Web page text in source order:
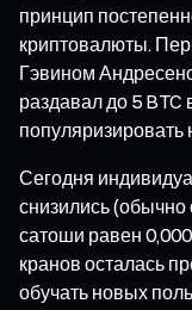
принцип
криптовалюты.
Гэвином
раздавал до 5 BTC
популяризировать
Сегодня
снизились (обычно
сатоши равен
кранов осталась
обучать новых